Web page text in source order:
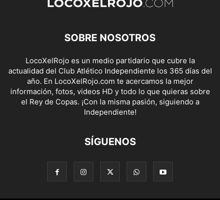
SOBRE NOSOTROS
LocoXelRojo es un medio partidario que cubre la
actualidad del Club Atlético Independiente los 365 días del
año. En LocoXelRojo.com te acercamos la mejor
información, fotos, videos HD y todo lo que quieras sobre
el Rey de Copas. ¡Con la misma pasión, siguiendo a
Independiente!
SÍGUENOS